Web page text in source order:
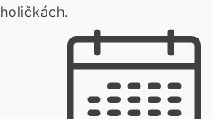
holičkách.